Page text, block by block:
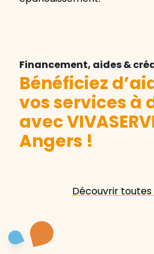
Financement, aides &
Bénéficiez
vos services à
avec
Angers !
Découvrir toutes